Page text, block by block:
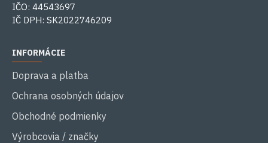
IČO: 44543697
IČ DPH: SK2022746209
INFORMÁCIE
Doprava a platba
Ochrana osobných údajov
Obchodné podmienky
Výrobcovia / značky